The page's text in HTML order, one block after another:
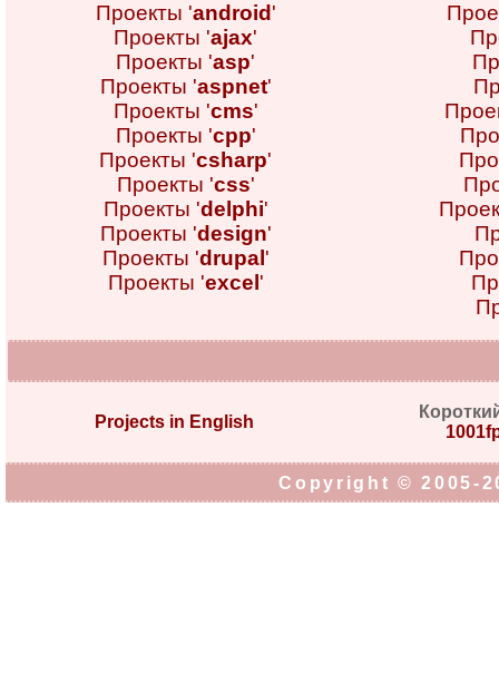
Проекты 'android '
Проекты 'ajax'
Проекты 'asp'
Проекты 'aspnet'
Проекты 'cms'
Проекты 'cpp'
Проекты 'csharp'
Проекты 'css'
Проекты 'delphi'
Проекты 'design'
Проекты 'drupal '
Проекты 'excel '
Projects in English
Copyright © 2005-